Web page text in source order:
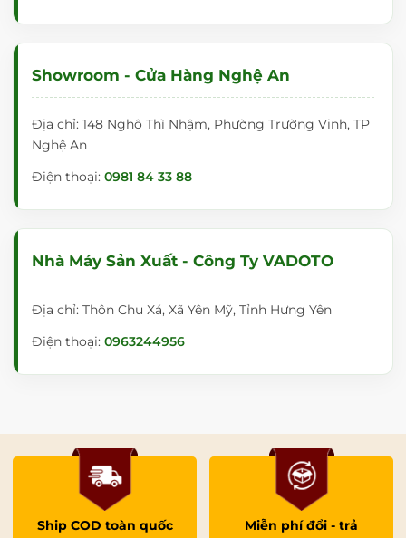
Showroom - Cửa Hàng Nghệ An
Địa chỉ: 148 Nghô Thì Nhậm, Phường Trường Vinh, TP
Nghệ An
Điện thoại: 0981 84 33 88
Nhà Máy Sản Xuất - Công Ty VADOTO
Địa chỉ: Thôn Chu Xá, Xã Yên Mỹ, Tỉnh Hưng Yên
Điện thoại: 0963244956
Ship COD toàn quốc Miễn phí đổi - trả